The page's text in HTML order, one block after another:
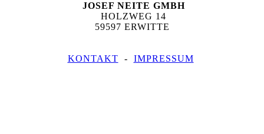
JOSEF NEITE GMBH
HOLZWEG 14
59597 ERWITTE
KONTAKT - IMPRESSUM